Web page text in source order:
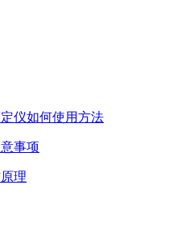
仪如何使用方法
事项
理